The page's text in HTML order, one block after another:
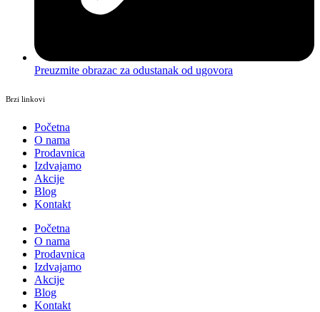
Preuzmite obrazac za odustanak od ugovora
Brzi linkovi
Početna
O nama
Prodavnica
Izdvajamo
Akcije
Blog
Kontakt
Početna
O nama
Prodavnica
Izdvajamo
Akcije
Blog
Kontakt